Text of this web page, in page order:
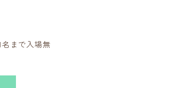
まで入場無